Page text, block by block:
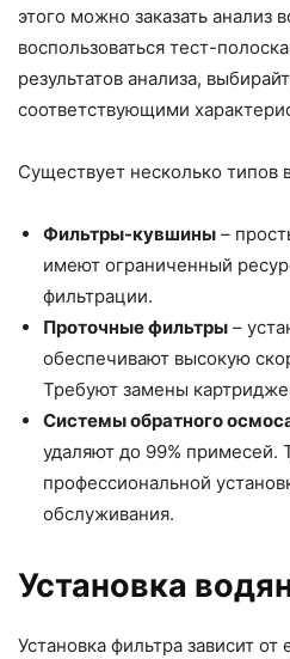
этого можно заказать анализ
воспользоваться тест-
результатов анализа,
соответствующими
Существует несколько типов
Фильтры-кувшины –
имеют ограниченный
фильтрации.
Проточные фильтры –
обеспечивают высокую
Требуют замены
Системы обратного
удаляют до 99% примесей.
профессиональной
обслуживания.
Установка
Установка фильтра зависит